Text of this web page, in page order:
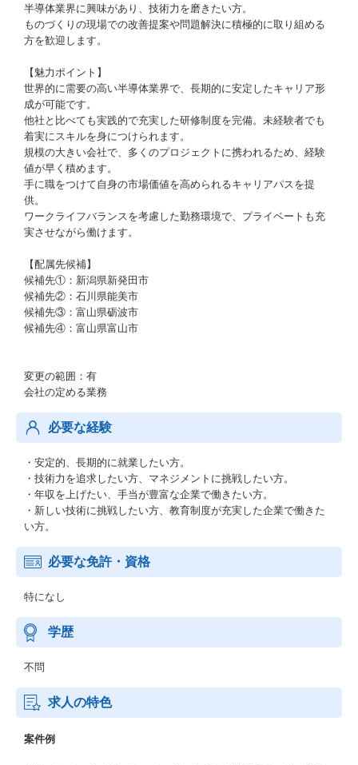
半導体業界に興味があり、技術力を磨きたい方。
ものづくりの現場での改善提案や問題解決に積極的に取り組める
方を歓迎します。
【魅力ポイント】
世界的に需要の高い半導体業界で、長期的に安定したキャリア形
成が可能です。
他社と比べても実践的で充実した研修制度を完備。未経験者でも
着実にスキルを身につけられます。
規模の大きい会社で、多くのプロジェクトに携われるため、経験
値が早く積めます。
手に職をつけて自身の市場価値を高められるキャリアパスを提
供。
ワークライフバランスを考慮した勤務環境で、プライベートも充
実させながら働けます。
【配属先候補】
候補先①：新潟県新発田市
候補先②：石川県能美市
候補先③：富山県砺波市
候補先④：富山県富山市
変更の範囲：有
会社の定める業務
必要な経験
・安定的、長期的に就業したい方。
・技術力を追求したい方、マネジメントに挑戦したい方。
・年収を上げたい、手当が豊富な企業で働きたい方。
・新しい技術に挑戦したい方、教育制度が充実した企業で働きた
い方。
必要な免許・資格
特になし
学歴
不問
求人の特色
案件例